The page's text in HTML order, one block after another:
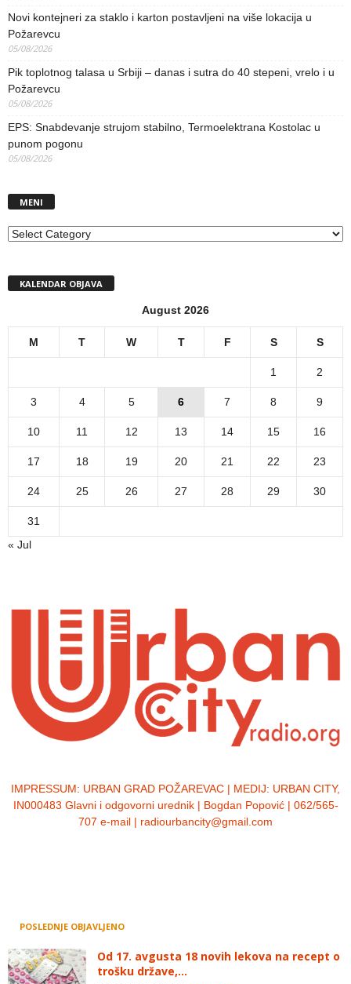
Novi kontejneri za staklo i karton postavljeni na više lokacija u
Požarevcu
05/08/2026
Pik toplotnog talasa u Srbiji – danas i sutra do 40 stepeni, vrelo i u
Požarevcu
05/08/2026
EPS: Snabdevanje strujom stabilno, Termoelektrana Kostolac u
punom pogonu
05/08/2026
MENI
MENI
KALENDAR OBJAVA
August 2026
M T W T F S S
1 2
3 4 5 6 7 8 9
10 11 12 13 14 15 16
17 18 19 20 21 22 23
24 25 26 27 28 29 30
31
« Jul
IMPRESSUM: URBAN GRAD POŽAREVAC | MEDIJ: URBAN CITY,
IN000483 Glavni i odgovorni urednik | Bogdan Popović | 062/565-
707 e-mail | radiourbancity@gmail.com
POSLEDNJE OBJAVLJENO
Od 17. avgusta 18 novih lekova na recept o
trošku države,...